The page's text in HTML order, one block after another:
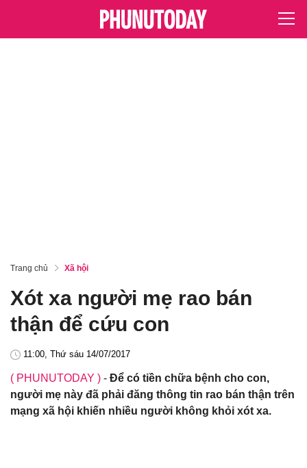
Trang chủ Xã hội
Xót xa người mẹ rao bán
thận để cứu con
11:00, Thứ sáu 14/07/2017
( PHUNUTODAY ) - Để có tiền chữa bệnh cho con,
người mẹ này đã phải đăng thông tin rao bán thận trên
mạng xã hội khiến nhiều người không khỏi xót xa.